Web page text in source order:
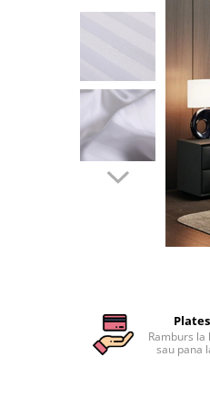
Cearceaf cu elastic
Lenjerii De Pat Creponate
Lenjerii De Pat Bumbac Poplin
Lenjerii De Pat Bumbac Poplin,
Matlasate, 2 Persoane
Lenjerii De Pat Bumbac Satinat
Lenjerii De Pat, Finet Premium
Lenjerii De Pat Catifea
Lenjerii De Pat Cocolino
Ramburs
sau pana